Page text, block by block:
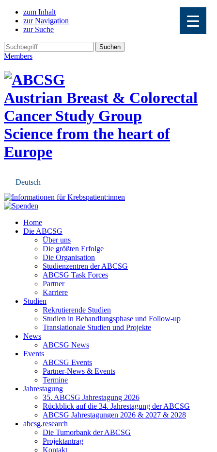
zum Inhalt
zur Navigation
zur Suche
Members
Austrian Breast & Colorectal
Cancer Study Group
Science from the heart of
Europe
Deutsch
Home
Die ABCSG
Über uns
Die größten Erfolge
Die Organisation
Studienzentren der ABCSG
ABCSG Task Forces
Partner
Karriere
Studien
Rekrutierende Studien
Studien in Behandlungsphase und Follow-up
Translationale Studien und Projekte
News
ABCSG News
Events
ABCSG Events
Partner-News & Events
Termine
Jahrestagung
35. ABCSG Jahrestagung 2026
Rückblick auf die 34. Jahrestagung der ABCSG
ABCSG Jahrestagungen 2026 & 2027 & 2028
abcsg.research
Die Tumorbank der ABCSG
Projektantrag
Kontakt